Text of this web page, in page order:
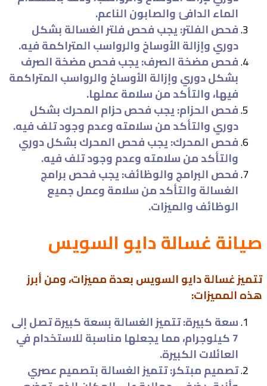
الماء الدافئ والصابون الناعم.
فحص الفلتر: يجب فحص فلتر الغسالة بشكل
دوري وإزالة الأوساخ والرواسب المتراكمة فيه.
فحص مضخة الصرف: يجب فحص مضخة الصرف
بشكل دوري وإزالة الأوساخ والرواسب المتراكمة
فيها، والتأكد من سلامة عملها.
فحص الحزام: يجب فحص حزام المحرك بشكل
دوري والتأكد من سلامته وعدم وجود تلف فيه.
فحص المحرك: يجب فحص المحرك بشكل دوري
والتأكد من سلامته وعدم وجود تلف فيه.
فحص البرامج والوظائف: يجب فحص برامج
الغسالة والتأكد من سلامة وعمل جميع
الوظائف والميزات.
صيانة غسالة دايو السويس
تتميز غسالة دايو السويس بعدة مميزات، ومن أبرز
هذه المميزات:
سعة كبيرة: تتميز الغسالة بسعة كبيرة تصل إلى
7 كيلوجرام، مما يجعلها مناسبة للاستخدام في
العائلات الكبيرة.
تصميم مبتكر: تتميز الغسالة بتصميم عصري